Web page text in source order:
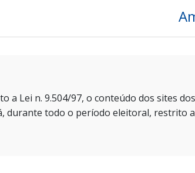
a Lei n. 9.504/97, o conteúdo dos sites
durante todo o período eleitoral, restrito